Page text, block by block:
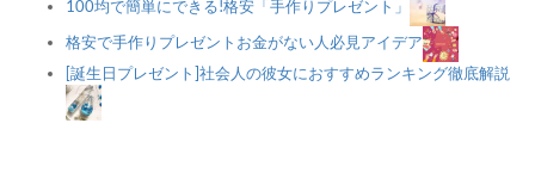
100均で簡単にできる!格安「手作りプレゼント」
格安で手作りプレゼントお金がない人必見アイデア
[誕生日プレゼント]社会人の彼女におすすめランキング徹底解説